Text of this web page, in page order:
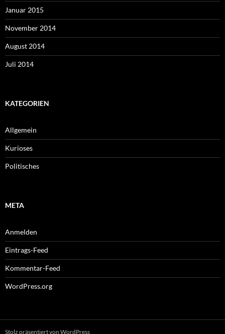
Januar 2015
November 2014
August 2014
Juli 2014
KATEGORIEN
Allgemein
Kurioses
Politisches
META
Anmelden
Eintrags-Feed
Kommentar-Feed
WordPress.org
Stolz präsentiert von WordPress